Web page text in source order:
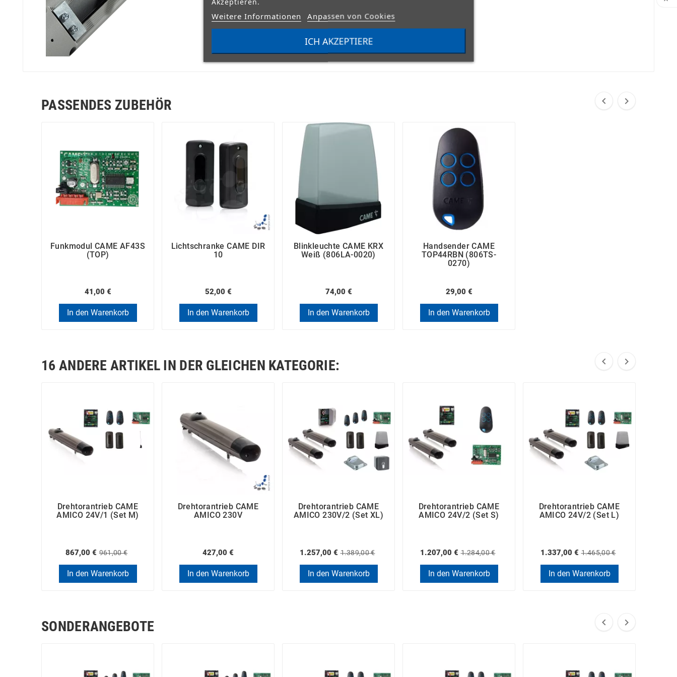
PASSENDES ZUBEHÖR  
Funkmodul CAME AF43S
(TOP)
41,00 €
In den Warenkorb
Lichtschranke CAME DIR
10
52,00 €
In den Warenkorb
Blinkleuchte CAME KRX
Weiß (806LA-0020)
74,00 €
In den Warenkorb
Handsender CAME
TOP44RBN (806TS-
0270)
29,00 €
In den Warenkorb
16 ANDERE ARTIKEL IN DER GLEICHEN KATEGORIE:  
Drehtorantrieb CAME
AMICO 24V/1 (Set M)
867,00 € 961,00 €
In den Warenkorb
Drehtorantrieb CAME
AMICO 230V
427,00 €
In den Warenkorb
Drehtorantrieb CAME
AMICO 230V/2 (Set XL)
1.257,00 € 1.389,00 €
In den Warenkorb
Drehtorantrieb CAME
AMICO 24V/2 (Set S)
1.207,00 € 1.284,00 €
In den Warenkorb
Drehtorantrieb CAME
AMICO 24V/2 (Set L)
1.337,00 € 1.465,00 €
In den Warenkorb
SONDERANGEBOTE  
Weitere Informationen Anpassen von Cookies
ICH AKZEPTIERE